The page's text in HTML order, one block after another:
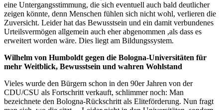
eine Untergangsstimmung, die sich eventuell auch bald deutlicher
zeigen könnte, denn Menschen fühlen sich nicht wohl, verlieren die
Zuversicht. Leider hat das Bewusstsein und ein damit verbundenes
Urteilsvermögen allgemein auch eher abgenommen ,als dass es
erweitert worden wäre. Dies liegt am Bildungssystem.
Wilhelm von Humboldt gegen die Bologna-Universitäten für
mehr Weitblick, Bewusstsein und wahren Wohlstand
Vieles wurde den Bürgern schon in den 90er Jahren von der
CDU/CSU als Fortschritt verkauft, schlimmer noch: Man
bezeichnete den Bologna-Rückschritt als Eliteförderung. Nun fragt